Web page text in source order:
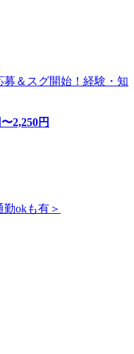
募＆スグ開始！経験・知
〜2,250円
okも有＞